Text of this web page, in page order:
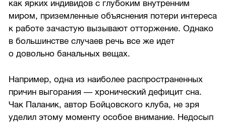
как ярких индивидов с глубоким внутренним
миром, приземленные объяснения потери интереса
к работе зачастую вызывают отторжение. Однако
в большинстве случаев речь все же идет
о довольно банальных вещах.
Например, одна из наиболее распространенных
причин выгорания — хронический дефицит сна.
Чак Паланик, автор Бойцовского клуба, не зря
уделил этому моменту особое внимание. Недосып